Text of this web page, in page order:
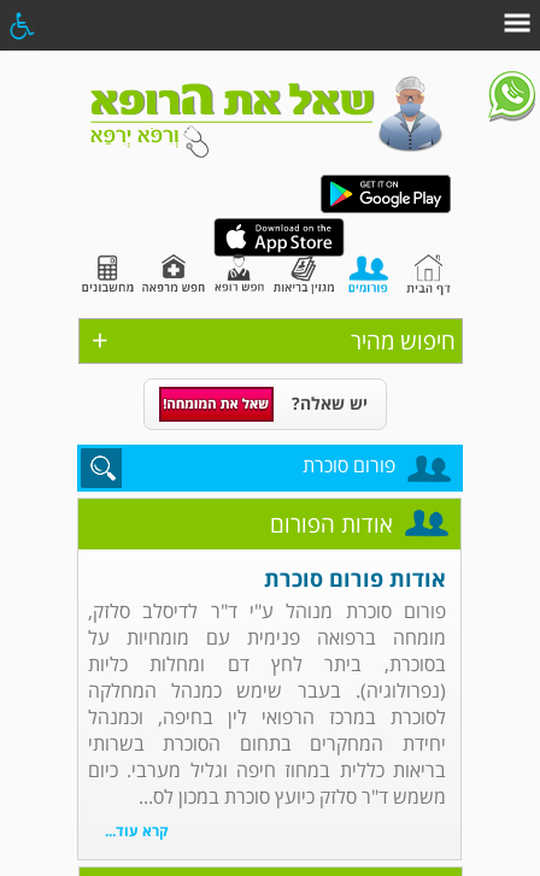
+ חיפוש מהיר
יש שאלה?
פורום סוכרת
אודות הפורום
אודות פורום סוכרת
פורום סוכרת מנוהל ע"י ד"ר לדיסלב סלזק,
מומחה ברפואה פנימית עם מומחיות על
בסוכרת, ביתר לחץ דם ומחלות כליות
(נפרולוגיה). בעבר שימש כמנהל המחלקה
לסוכרת במרכז הרפואי לין בחיפה, וכמנהל
יחידת המחקרים בתחום הסוכרת בשרותי
בריאות כללית במחוז חיפה וגליל מערבי. כיום
משמש ד"ר סלזק כיועץ סוכרת במכון לס...
קרא עוד...